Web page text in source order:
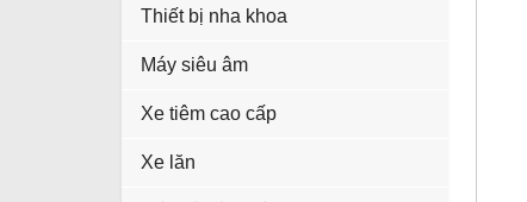
Thiết bị nha khoa
Máy siêu âm
Xe tiêm cao cấp
Xe lăn